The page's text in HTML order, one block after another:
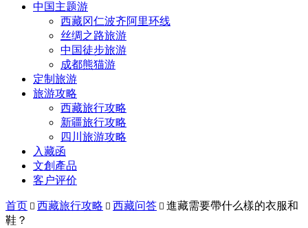
中国主题游
西藏冈仁波齐阿里环线
丝绸之路旅游
中国徒步旅游
成都熊猫游
定制旅游
旅游攻略
西藏旅行攻略
新疆旅行攻略
四川旅游攻略
入藏函
文創產品
客户评价
首页  西藏旅行攻略  西藏问答  進藏需要帶什么樣的衣服和
鞋？